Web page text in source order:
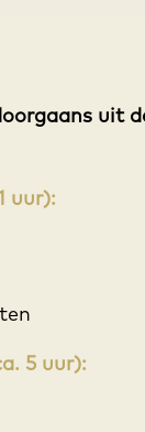
uit
uur):
5 uur):